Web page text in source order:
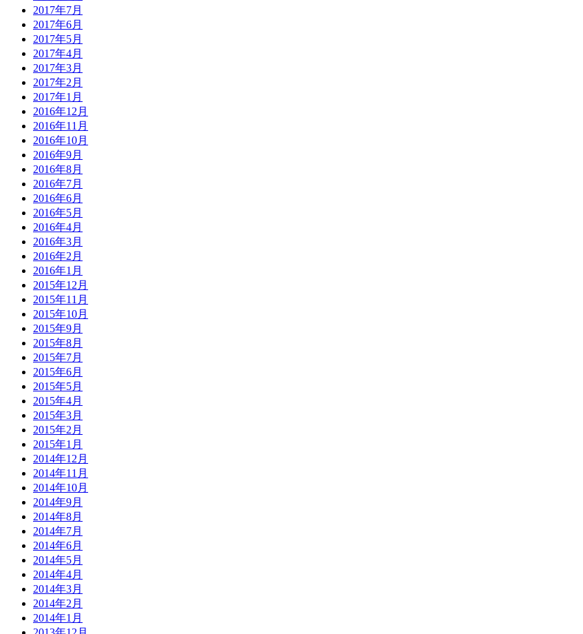
2017年7月
2017年6月
2017年5月
2017年4月
2017年3月
2017年2月
2017年1月
2016年12月
2016年11月
2016年10月
2016年9月
2016年8月
2016年7月
2016年6月
2016年5月
2016年4月
2016年3月
2016年2月
2016年1月
2015年12月
2015年11月
2015年10月
2015年9月
2015年8月
2015年7月
2015年6月
2015年5月
2015年4月
2015年3月
2015年2月
2015年1月
2014年12月
2014年11月
2014年10月
2014年9月
2014年8月
2014年7月
2014年6月
2014年5月
2014年4月
2014年3月
2014年2月
2014年1月